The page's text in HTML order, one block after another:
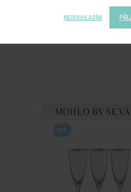
MOHLO BY SE
NESOUHLASÍM